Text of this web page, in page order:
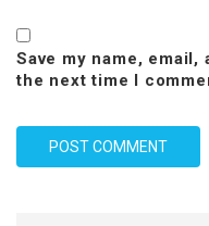
Save my name,
the next time I